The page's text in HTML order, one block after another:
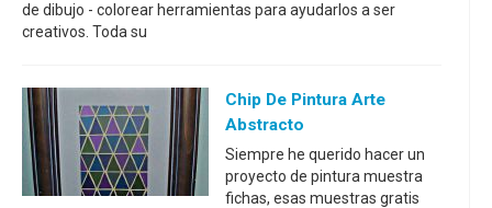
de dibujo - colorear herramientas para ayudarlos a ser
creativos. Toda su
Chip De Pintura Arte
Abstracto
Siempre he querido hacer un
proyecto de pintura muestra
fichas, esas muestras gratis